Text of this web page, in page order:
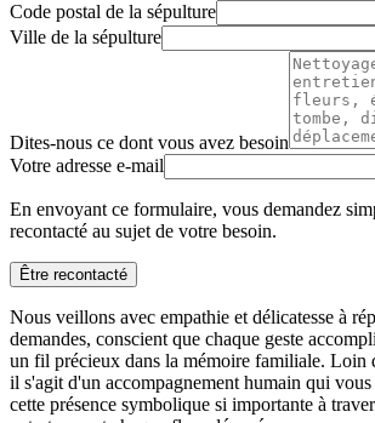
Code postal de la sépulture
Ville de la sépulture
Dites-nous ce dont vous avez besoin
Votre adresse e-mail
En envoyant ce formulaire, vous demandez
recontacté au sujet de votre besoin.
Être recontacté
Nous veillons avec empathie et délicatesse à
demandes, conscient que chaque geste
un fil précieux dans la mémoire familiale. Loin
il s'agit d'un accompagnement humain qui
cette présence symbolique si importante à